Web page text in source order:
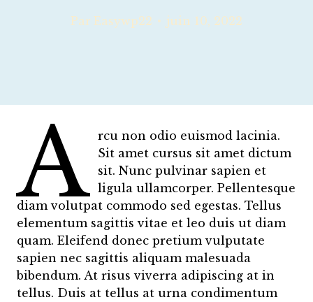
Par Easywp22 juin 10, 2022
A
rcu non odio euismod lacinia.
Sit amet cursus sit amet dictum
sit. Nunc pulvinar sapien et
ligula ullamcorper. Pellentesque
diam volutpat commodo sed egestas. Tellus
elementum sagittis vitae et leo duis ut diam
quam. Eleifend donec pretium vulputate
sapien nec sagittis aliquam malesuada
bibendum. At risus viverra adipiscing at in
tellus. Duis at tellus at urna condimentum